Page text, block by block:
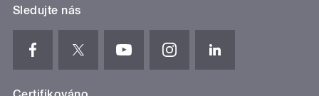
Sledujte nás